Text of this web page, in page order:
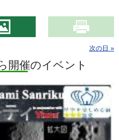
次の日 »
開催のイベント